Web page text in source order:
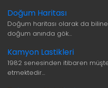
Doğum Haritası
Doğum haritası olarak da
doğum anında gök…
Kamyon Lastikleri
1982 senesinden itibaren
etmektedir…